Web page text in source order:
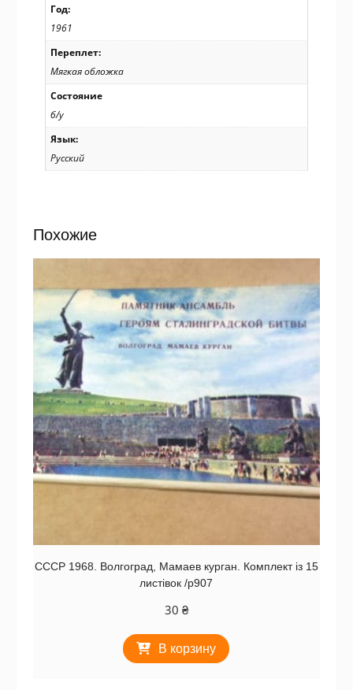
Год:
1961
Переплет:
Мягкая обложка
Состояние
б/у
Язык:
Русский
Похожие
СССР 1968. Волгоград, Мамаев курган. Комплект із 15
листівок /р907
30 ₴
В корзину